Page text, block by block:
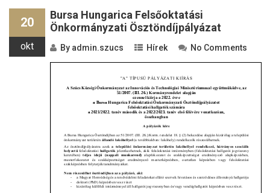
20
okt
Bursa Hungarica Felsőoktatási
Önkormányzati Ösztöndíjpályázat
By admin.szucs Hírek No Comments